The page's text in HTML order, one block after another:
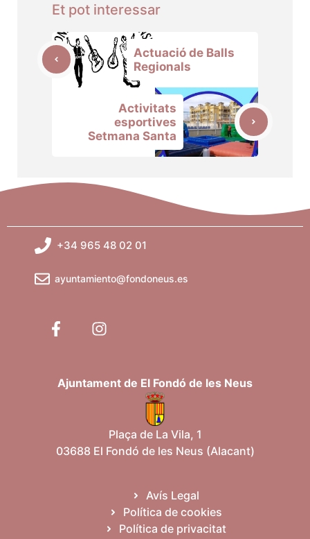
Et pot interessar
Actuació de Balls
Regionals
Activitats
esportives
Setmana Santa
+34 965 48 02 01
ayuntamiento@fondoneus.es
Ajuntament de El Fondó de les Neus
Plaça de La Vila, 1
03688 El Fondó de les Neus (Alacant)
Avís Legal
Política de cookies
Política de privacitat